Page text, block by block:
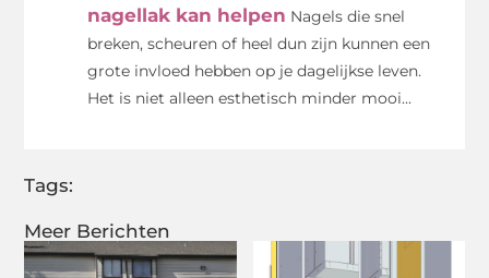
Meer Berichten
nagellak kan helpen Nagels die snel
breken, scheuren of heel dun zijn kunnen een
grote invloed hebben op je dagelijkse leven.
Het is niet alleen esthetisch minder mooi...
Tags: